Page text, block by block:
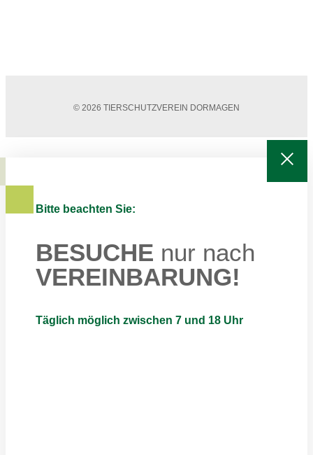
© 2026 TIERSCHUTZVEREIN DORMAGEN
Bitte beachten Sie:
BESUCHE nur nach
VEREINBARUNG!
Täglich möglich zwischen 7 und 18 Uhr